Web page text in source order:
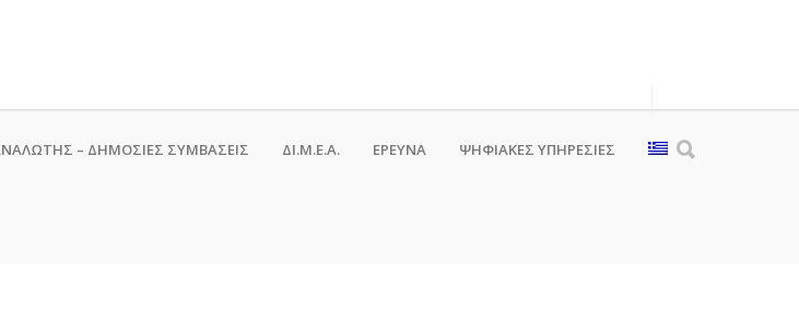
– ΔΗΜΟΣΙΕΣ ΣΥΜΒΑΣΕΙΣ ΔΙ.Μ.Ε.Α. ΕΡΕΥΝΑ ΨΗΦΙΑΚΈΣ ΥΠΗΡΕΣΊΕΣ